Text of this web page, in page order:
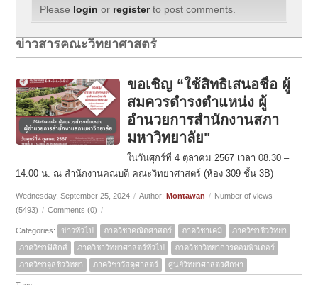
Please login or registerto post comments.
ข่าวสารคณะวิทยาศาสตร์
ขอเชิญ “ใช้สิทธิเสนอชื่อ ผู้
สมควรดำรงตำแหน่ง ผู้
อำนวยการสำนักงานสภา
มหาวิทยาลัย"
ในวันศุกร์ที่ 4 ตุลาคม 2567 เวลา 08.30 –
14.00 น. ณ สำนักงานคณบดี คณะวิทยาศาสตร์ (ห้อง 309 ชั้น 3B)
Wednesday, September 25, 2024 / Author:Montawan / Number of views
(5493) / Comments (0) /
Categories: ข่าวทั่วไป ภาควิชาคณิตศาสตร์ ภาควิชาเคมี
ภาควิชาชีววิทยา
ภาควิชาฟิสิกส์
ภาควิชาวิทยาศาสตร์ทั่วไป
ภาควิชาวิทยาการคอมพิวเตอร์
ภาควิชาจุลชีววิทยา
ภาควิชาวัสดุศาสตร์ ศูนย์วิทยาศาสตรศึกษา